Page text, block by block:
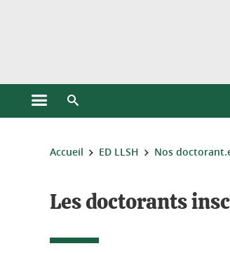
Ouvrir le menu principal
Vous êtes ici :
Accueil ED LLSH Nos
Les doctorants